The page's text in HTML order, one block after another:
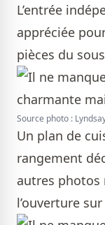
L’entrée
appréciée
pièces du
Source photo :
Un plan de
rangement
autres photos
l’ouverture